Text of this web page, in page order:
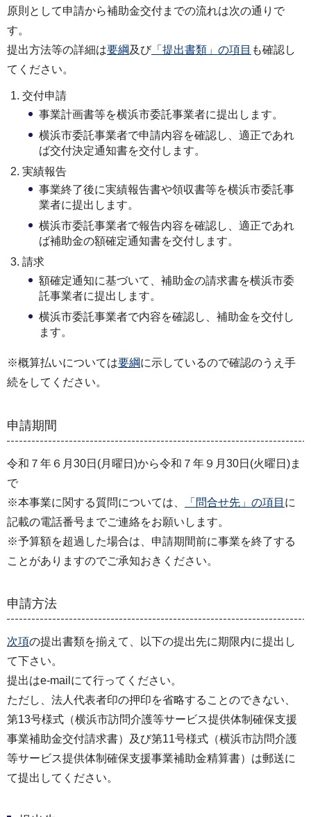
原則として申請から補助金交付までの流れは次の通りで
す。
提出方法等の詳細は要綱 及び「提出書類」の項目 も確認し
てください。
交付申請
事業計画書等を横浜市委託事業者に提出します。
横浜市委託事業者で申請内容を確認し、適正であれ
ば交付決定通知書を交付します。
実績報告
事業終了後に実績報告書や領収書等を横浜市委託事
業者に提出します。
横浜市委託事業者で報告内容を確認し、適正であれ
ば補助金の額確定通知書を交付します。
請求
額確定通知に基づいて、補助金の請求書を横浜市委
託事業者に提出します。
横浜市委託事業者で内容を確認し、補助金を交付し
ます。
※概算払いについては要綱に示しているので確認のうえ手
続をしてください。
申請期間
令和７年６月30日(月曜日)から令和７年９月30日(火曜日)ま
で
※本事業に関する質問については、
「問合せ先」の項目 に
記載の電話番号までご連絡をお願いします。
※予算額を超過した場合は、申請期間前に事業を終了する
ことがありますのでご承知おきください。
申請方法
次項の提出書類を揃えて、以下の提出先に期限内に提出し
て下さい。
提出はe-mailにて行ってください。
ただし、法人代表者印の押印を省略することのできない、
第13号様式（横浜市訪問介護等サービス提供体制確保⽀援
事業補助⾦交付請求書）及び第11号様式（横浜市訪問介護
等サービス提供体制確保⽀援事業補助⾦精算書）は郵送に
て提出してください。